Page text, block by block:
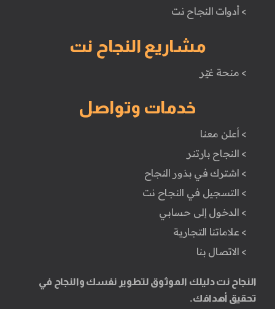
> أدوات النجاح نت
مشاريع النجاح نت
> منحة غيّر
خدمات وتواصل
> أعلن معنا
> النجاح بارتنر
> اشترك في بذور النجاح
> التسجيل في النجاح نت
> الدخول إلى حسابي
> علاماتنا التجارية
> الاتصال بنا
النجاح نت دليلك الموثوق لتطوير نفسك والنجاح في
تحقيق أهدافك.